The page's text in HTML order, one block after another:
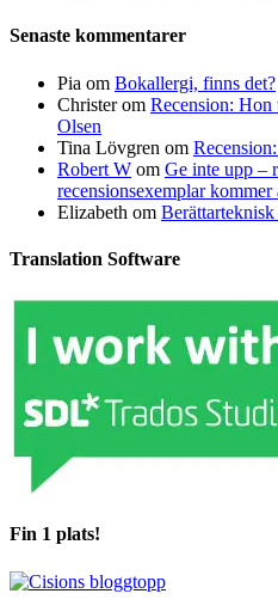
Senaste kommentarer
Pia om Bokallergi, finns det?
Christerom Recension: Hon
Olsen
Tina Lövgren om
Robert W om Ge inte upp –
recensionsexemplar kommer
Elizabeth om Berättarteknisk
Translation Software
Fin 1 plats!